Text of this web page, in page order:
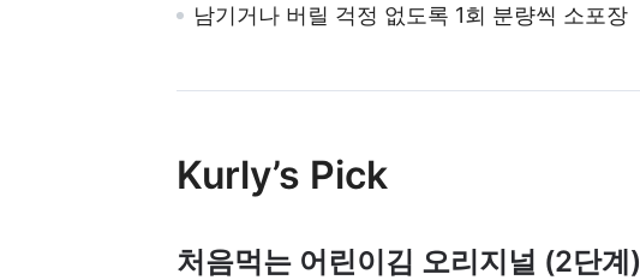
남기거나 버릴 걱정 없도록 1회 분량씩 소포장
Kurly’s Pick
처음먹는 어린이김 오리지널 (2단계)